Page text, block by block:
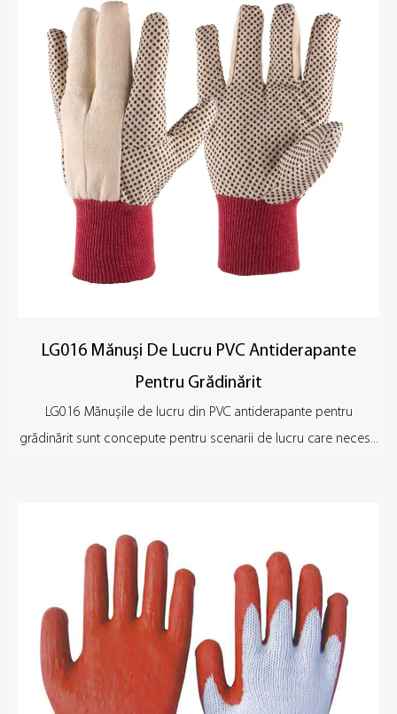
LG016 Mănuși De Lucru PVC Antiderapante
Pentru Grădinărit
LG016 Mănușile de lucru din PVC antiderapante pentru
grădinărit sunt concepute pentru scenarii de lucru care neces...